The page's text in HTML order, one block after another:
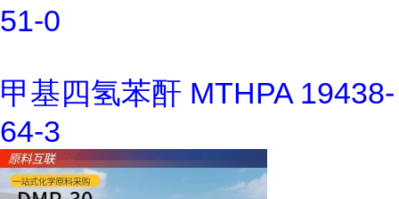
51-0
甲基四氢苯酐 MTHPA 19438-
64-3